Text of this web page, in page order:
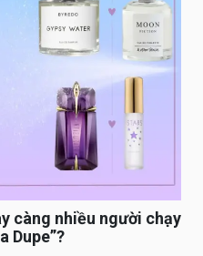
càng nhiều người chạy
Dupe”?